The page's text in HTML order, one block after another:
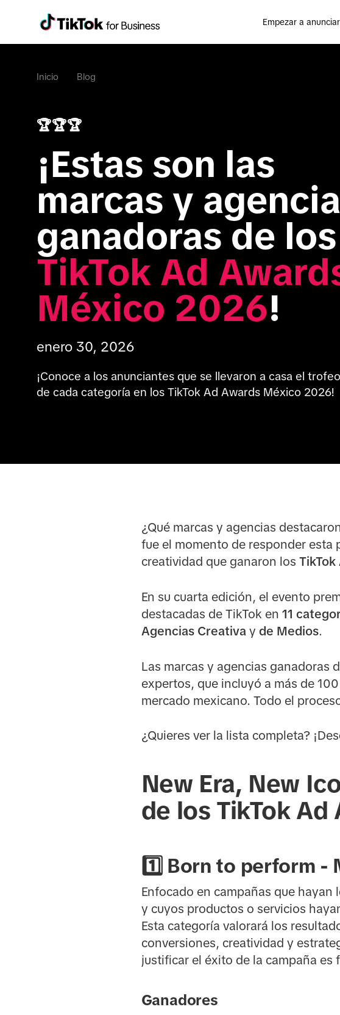
Empezar a anunciar
Inicio Blog
🏆🏆🏆
¡Estas son las
marcas y
TikTok Ad
México 2026!
enero 30, 2026
¡Conoce a los anunciantes que se llevaron a casa el trofeo
de cada categoría en los TikTok Ad Awards México 2026!
¿Qué marcas y agencias
fue el momento de responder esta
creatividad que ganaron los
En su cuarta edición, el evento
destacadas de TikTok en 11
Agencias Creativa y de Medios.
Las marcas y agencias ganadoras
expertos, que incluyó a más de
mercado mexicano. Todo el
¿Quieres ver la lista completa?
New Era, New
de los TikTok
1️⃣ Born to perform -
Enfocado en campañas que
y cuyos productos o servicios
Esta categoría valorará los
conversiones, creatividad y
justificar el éxito de la campaña es
Ganadores